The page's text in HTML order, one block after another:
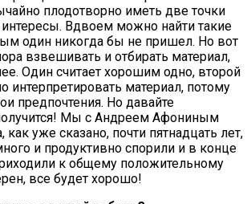
плодотворно иметь две точки
Вдвоем можно найти такие
один никогда бы не пришел. Но вот
взвешивать и отбирать материал,
Один считает хорошим одно, второй
интерпретировать материал, потому
предпочтения. Но давайте
Мы с Андреем Афониным
как уже сказано, почти пятнадцать лет,
и продуктивно спорили и в конце
к общему положительному
все будет хорошо!